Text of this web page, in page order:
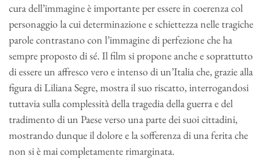
cura dell’immagine è importante per essere in coerenza col
personaggio la cui determinazione e schiettezza nelle tragiche
parole contrastano con l’immagine di perfezione che ha
sempre proposto di sé. Il film si propone anche e soprattutto
di essere un affresco vero e intenso di un’Italia che, grazie alla
figura di Liliana Segre, mostra il suo riscatto, interrogandosi
tuttavia sulla complessità della tragedia della guerra e del
tradimento di un Paese verso una parte dei suoi cittadini,
mostrando dunque il dolore e la sofferenza di una ferita che
non si è mai completamente rimarginata.